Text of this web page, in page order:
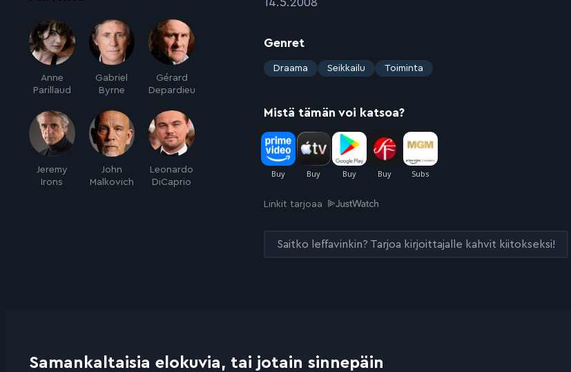
Anne
Parillaud
Gabriel
Byrne
Gérard
Depardieu
Jeremy
Irons
John
Malkovich
Leonardo
DiCaprio
Genret
:
Draama Seikkailu Toiminta
Mistä tämän voi katsoa?
Linkit tarjoaa
Saitko leffavinkin? Tarjoa kirjoittajalle kahvit kiitokseksi!
Samankaltaisia elokuvia, tai jotain sinnepäin